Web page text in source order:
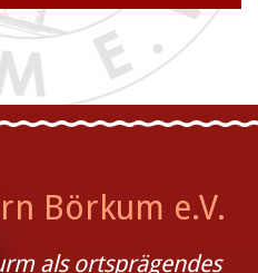
Börkum e.V.
als ortsprägendes